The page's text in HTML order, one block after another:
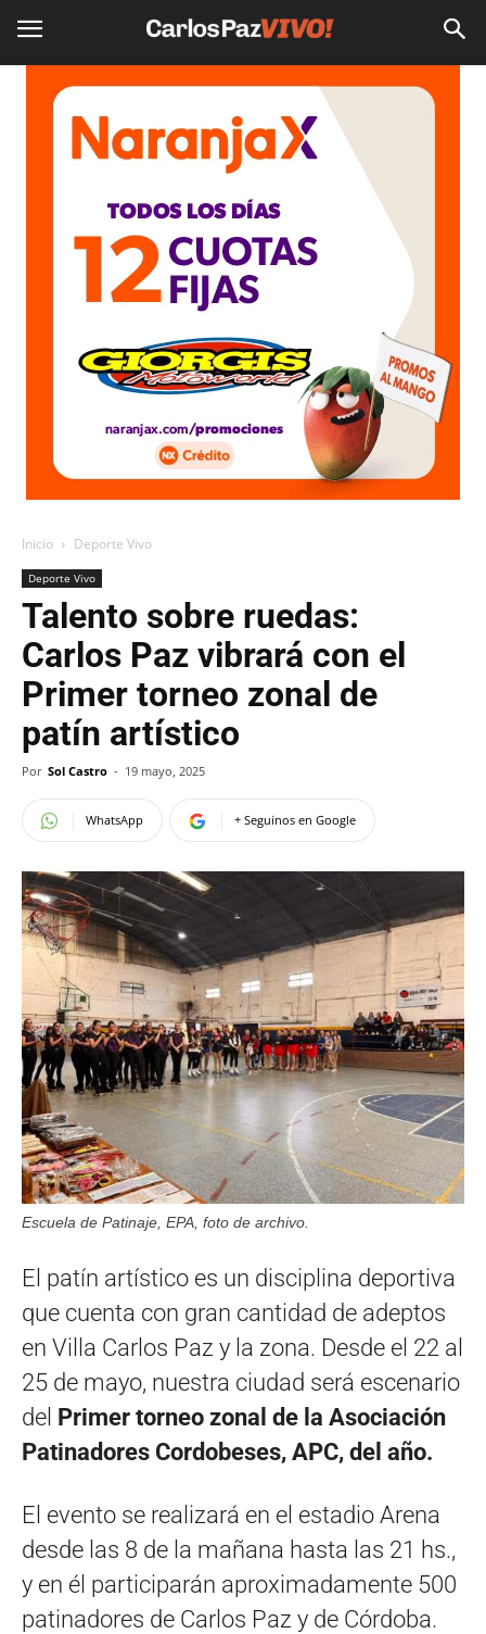
Inicio Deporte Vivo
Deporte Vivo
Talento sobre ruedas:
Carlos Paz vibrará con el
Primer torneo zonal de
patín artístico
Por Sol Castro - 19 mayo, 2025
WhatsApp + Seguinos en Google
Escuela de Patinaje, EPA, foto de archivo.
El patín artístico es un disciplina deportiva
que cuenta con gran cantidad de adeptos
en Villa Carlos Paz y la zona. Desde el 22 al
25 de mayo, nuestra ciudad será escenario
del Primer torneo zonal de la Asociación
Patinadores Cordobeses, APC, del año.
El evento se realizará en el estadio Arena
desde las 8 de la mañana hasta las 21 hs.,
y en él participarán aproximadamente 500
patinadores de Carlos Paz y de Córdoba.